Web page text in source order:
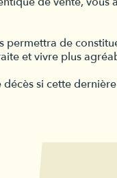
de
et vivre plus
si cette